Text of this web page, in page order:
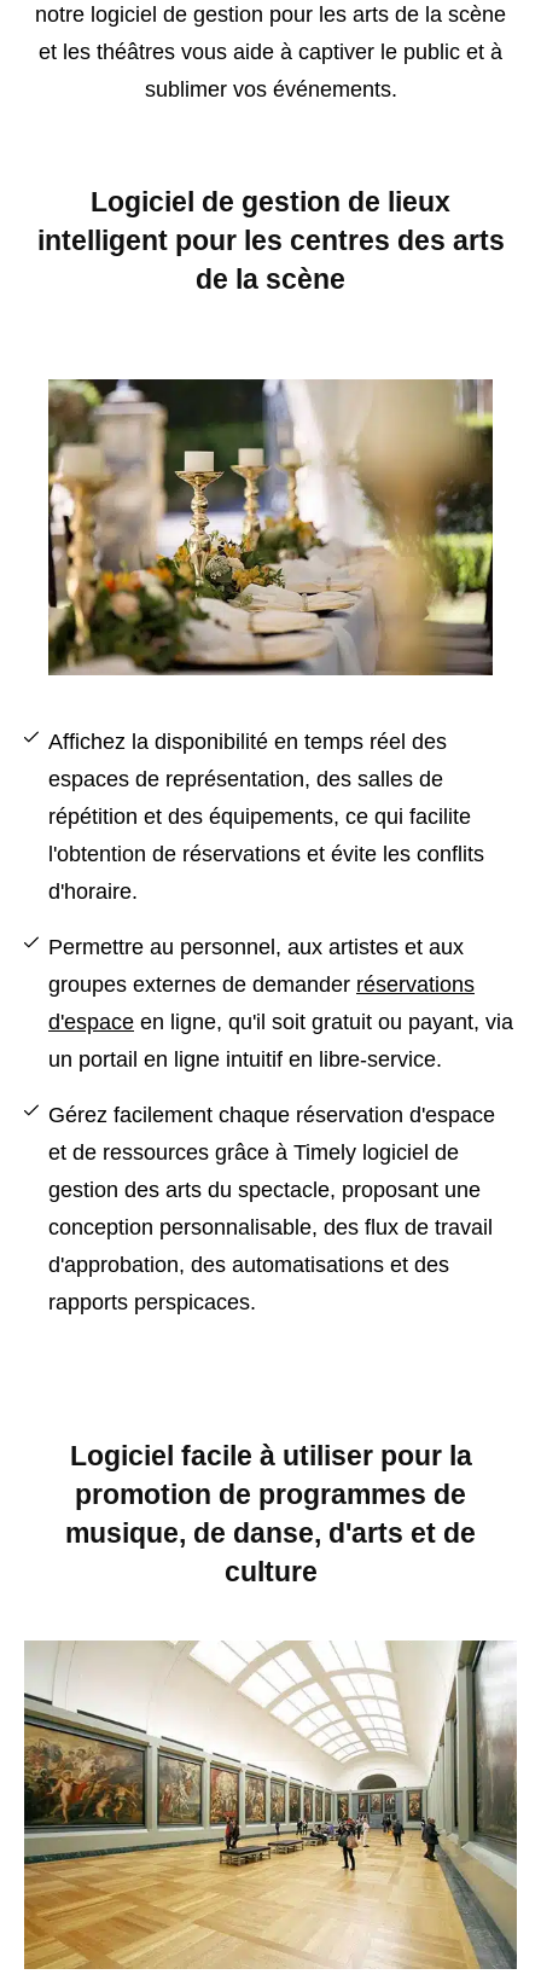
notre logiciel de gestion pour les arts de la scène
et les théâtres vous aide à captiver le public et à
sublimer vos événements.
Logiciel de gestion de lieux
intelligent pour les centres des arts
de la scène
Affichez la disponibilité en temps réel des
espaces de représentation, des salles de
répétition et des équipements, ce qui facilite
l'obtention de réservations et évite les conflits
d'horaire.
Permettre au personnel, aux artistes et aux
groupes externes de demander réservations
d'espace en ligne, qu'il soit gratuit ou payant, via
un portail en ligne intuitif en libre-service.
Gérez facilement chaque réservation d'espace
et de ressources grâce à Timely logiciel de
gestion des arts du spectacle, proposant une
conception personnalisable, des flux de travail
d'approbation, des automatisations et des
rapports perspicaces.
Logiciel facile à utiliser pour la
promotion de programmes de
musique, de danse, d'arts et de
culture